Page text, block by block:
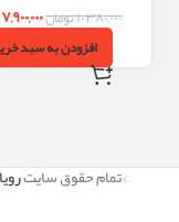
۱۰,۳۸۰,۰۰۰تومان۷,۹۰۰,۰۰۰
افزودن به سبد
©تمام حقوق سایت